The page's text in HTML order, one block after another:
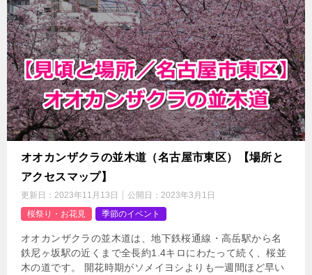
オオカンザクラの並木道（名古屋市東区）【場所と
アクセスマップ】
更新日： 2023年11月13日 公開日： 2023年3月1日
桜祭り・お花見
季節のイベント
オオカンザクラの並木道は、地下鉄桜通線・高岳駅から名
鉄尼ヶ坂駅の近くまで全長約1.4キロにわたって続く、桜並
木の道です。 開花時期がソメイヨシよりも一週間ほど早い